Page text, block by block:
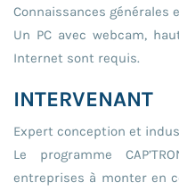
Connaissances générales
Un PC avec webcam,
Internet sont requis.
INTERVENANT
Expert conception et
Le programme
entreprises à monter en